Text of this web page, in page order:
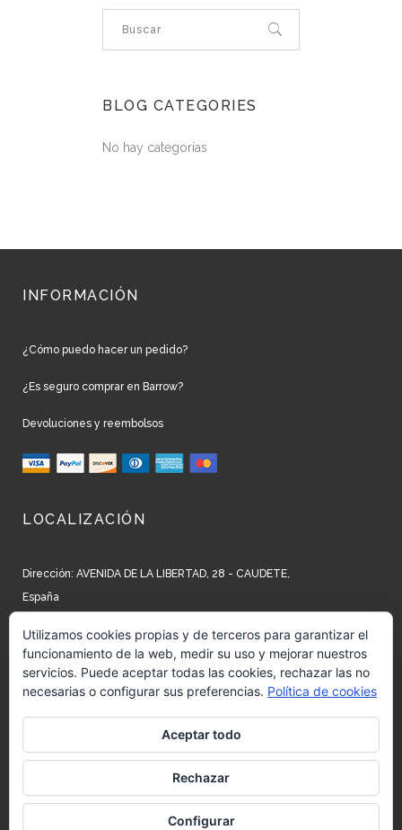
BLOG CATEGORIES
No hay categorías
INFORMACIÓN
¿Cómo puedo hacer un pedido?
¿Es seguro comprar en Barrow?
Devoluciones y reembolsos
LOCALIZACIÓN
Dirección: AVENIDA DE LA LIBERTAD, 28 - CAUDETE,
España
Teléfono: +34 965 827 250
Email: info@barrow.es
REDES SOCIALES
Siguenos en:Instagram
Utilizamos cookies propias y de terceros para garantizar el
funcionamiento de la web, medir su uso y mejorar nuestros
servicios. Puede aceptar todas las cookies, rechazar las no
necesarias o configurar sus preferencias. Política de cookies
Aceptar todo
Rechazar
Configurar